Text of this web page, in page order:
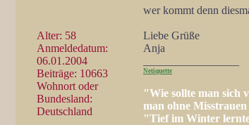
Alter: 58
Anmeldedatum:
06.01.2004
Beiträge: 10663
Wohnort oder
Bundesland:
Deutschland
wer kommt denn
Liebe Grüße
Anja
Netiquette
"Wie sollte man sich
man ohne
"Tief im Winter